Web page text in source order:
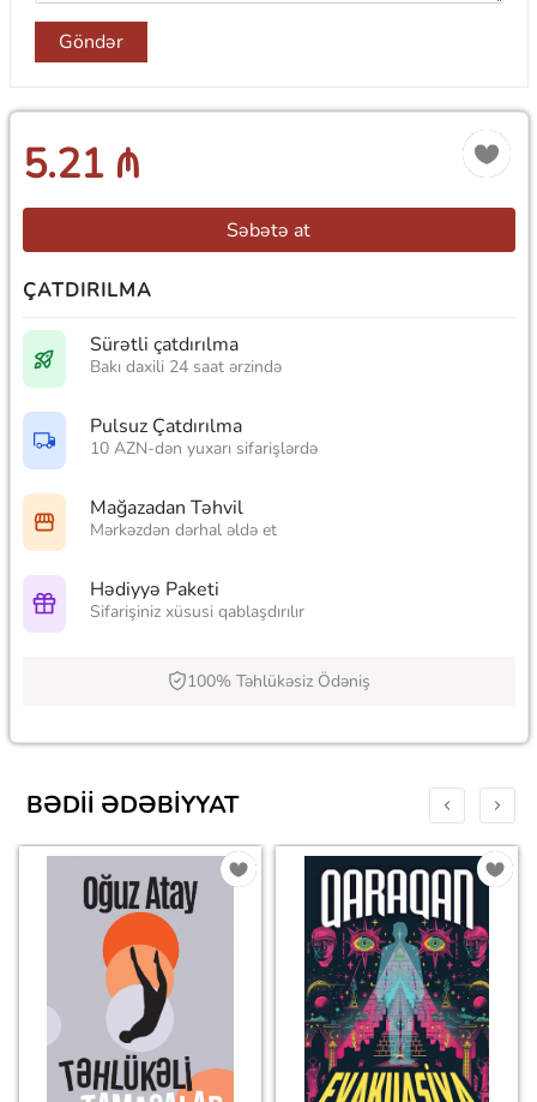
Göndər
5.21 ₼
Səbətə at
ÇATDIRILMA
Sürətli çatdırılma
Bakı daxili 24 saat ərzində
Pulsuz Çatdırılma
10 AZN-dən yuxarı sifarişlərdə
Mağazadan Təhvil
Mərkəzdən dərhal əldə et
Hədiyyə Paketi
Sifarişiniz xüsusi qablaşdırılır
100% Təhlükəsiz Ödəniş
BƏDII ƏDƏBIYYAT